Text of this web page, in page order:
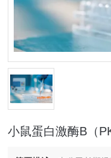
小鼠蛋白激酶B（